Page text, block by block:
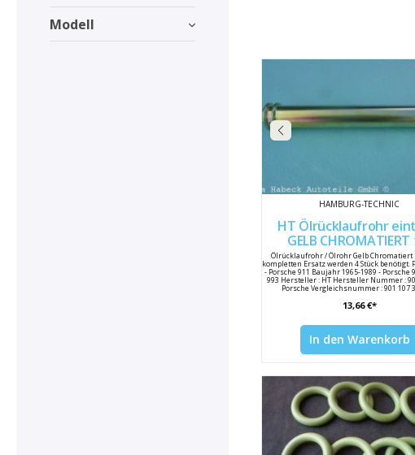
Modell
HAMBURG-TECHNIC
HT Ölrücklaufrohr
GELB CHROMATIERT für
Porsche 911 /
Ölrücklaufrohr / Ölrohr Gelb Chromatiert
kompletten Ersatz werden 4 Stück benötigt.
- Porsche 911 Baujahr 1965-1989 - Porsche
993 Hersteller : HT Hersteller Nummer :
Porsche Vergleichsnummer : 901 107
13,66 €*
In den Warenkorb